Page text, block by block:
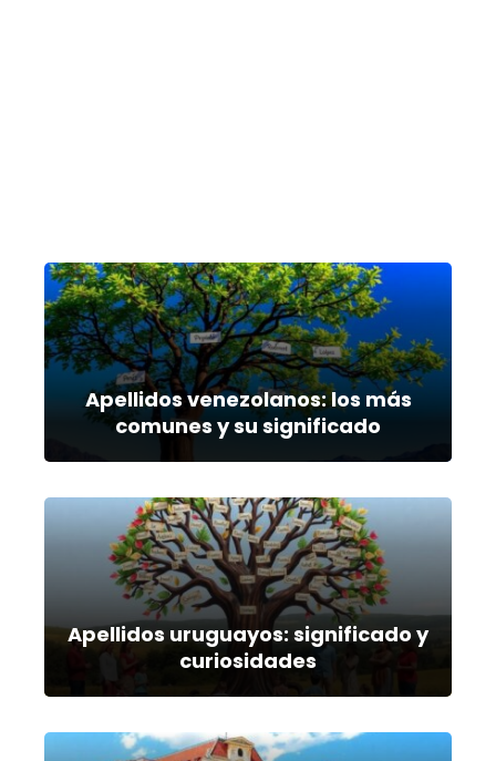
Apellidos venezolanos: los más
comunes y su significado
Apellidos uruguayos: significado y
curiosidades